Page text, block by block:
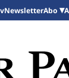
NewsletterAbo